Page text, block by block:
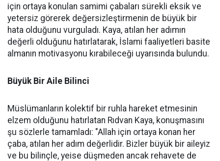
için ortaya konulan samimi çabaları sürekli eksik ve
yetersiz görerek değersizleştirmenin de büyük bir
hata olduğunu vurguladı. Kaya, atılan her adımın
değerli olduğunu hatırlatarak, İslami faaliyetleri basite
almanın motivasyonu kırabileceği uyarısında bulundu.
Büyük Bir Aile Bilinci
Müslümanların kolektif bir ruhla hareket etmesinin
elzem olduğunu hatırlatan Rıdvan Kaya, konuşmasını
şu sözlerle tamamladı: "Allah için ortaya konan her
çaba, atılan her adım değerlidir. Bizler büyük bir aileyiz
ve bu bilinçle, yeise düşmeden ancak rehavete de